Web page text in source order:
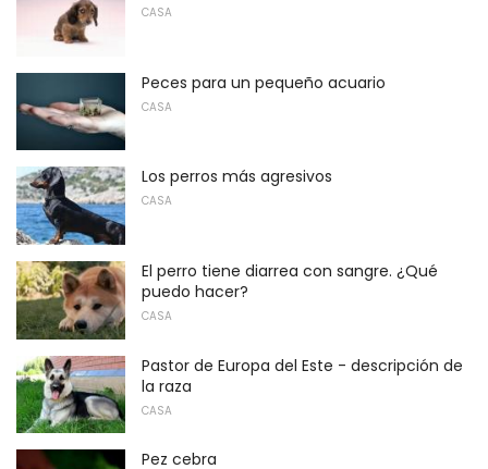
CASA
Peces para un pequeño acuario
CASA
Los perros más agresivos
CASA
El perro tiene diarrea con sangre. ¿Qué
puedo hacer?
CASA
Pastor de Europa del Este - descripción de
la raza
CASA
Pez cebra